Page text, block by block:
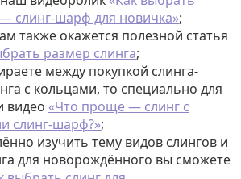
слинг-шарф для новичка»;
также окажется полезной статья
размер слинга;
между покупкой слинга-
с кольцами, то специально для
видео «Что проще — слинг с
слинг-шарф?»;
изучить тему видов слингов и
для новорождённого вы сможете